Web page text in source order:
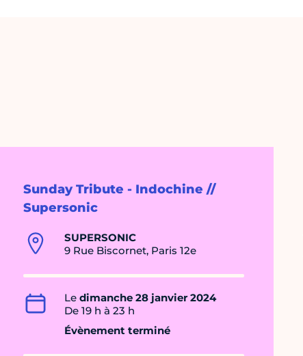
Sunday Tribute - Indochine //
Supersonic
SUPERSONIC
9 Rue Biscornet, Paris 12e
Le dimanche 28 janvier 2024
De 19 h à 23 h
Évènement terminé